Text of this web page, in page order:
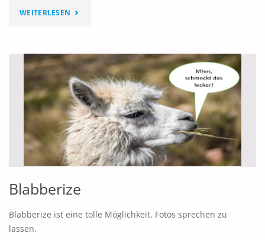
WEITERLESEN "EASYZOOM"
Blabberize
Blabberize ist eine tolle Möglichkeit, Fotos sprechen zu
lassen.